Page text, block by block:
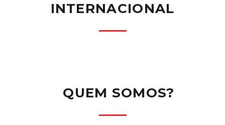
INTERNACIONAL
QUEM SOMOS?